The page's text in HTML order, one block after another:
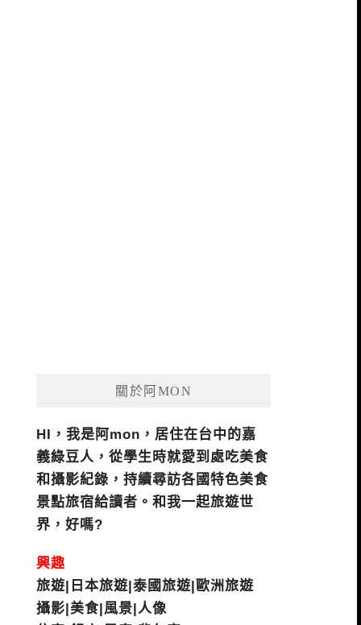
關於阿MON
HI，我是阿mon，居住在台中的嘉
義綠豆人，從學生時就愛到處吃美食
和攝影紀錄，持續尋訪各國特色美食
景點旅宿給讀者。和我一起旅遊世
界，好嗎?
興趣
旅遊|日本旅遊|泰國旅遊|歐洲旅遊
攝影|美食|風景|人像